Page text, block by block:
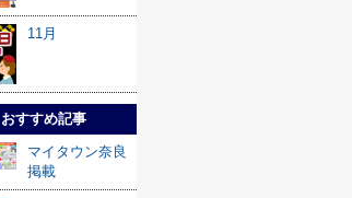
11月
おすすめ記事
マイタウン奈良
掲載